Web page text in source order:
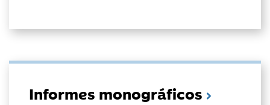
Informes monográficos